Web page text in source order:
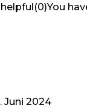
(0)You
Juni 2024